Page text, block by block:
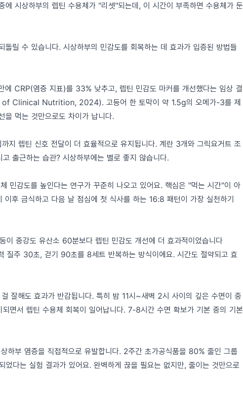
에 시상하부의 렙틴 수용체가 "리셋"되는데, 이 시간이 부족하면 수용체가 둔
돌릴 수 있습니다. 시상하부의 민감도를 회복하는 데 효과가 입증된 방법들
CRP(염증 지표)를 33% 낮추고, 렙틴 민감도 마커를 개선했다는 임상 결
Clinical Nutrition, 2024). 고등어 한 토막이 약 1.5g의 오메가-3를 제
을 먹는 것만으로도 차이가 납니다.
지 렙틴 신호 전달이 더 효율적으로 유지됩니다. 계란 3개와 그릭요거트 조
출근하는 습관? 시상하부에는 별로 좋지 않습니다.
민감도를 높인다는 연구가 꾸준히 나오고 있어요. 핵심은 "먹는 시간"이 아
후 금식하고 다음 날 점심에 첫 식사를 하는 16:8 패턴이 가장 실천하기
이 중강도 유산소 60분보다 렙틴 민감도 개선에 더 효과적이었습니다
30초, 걷기 90초를 8세트 반복하는 방식이에요. 시간도 절약되고 효
잘해도 효과가 반감됩니다. 특히 밤 11시~새벽 2시 사이의 깊은 수면이 중
면서 렙틴 수용체 회복이 일어납니다. 7-8시간 수면 확보가 기본 중의 기본
하부 염증을 직접적으로 유발합니다. 2주간 초가공식품을 80% 줄인 그룹
다는 실험 결과가 있어요. 완벽하게 끊을 필요는 없지만, 줄이는 것만으로